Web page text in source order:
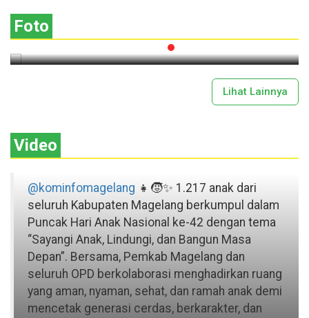
Foto
Lihat Lainnya
Video
@kominfomagelang 👧🧒✨ 1.217 anak dari
seluruh Kabupaten Magelang berkumpul dalam
Puncak Hari Anak Nasional ke-42 dengan tema
“Sayangi Anak, Lindungi, dan Bangun Masa
Depan”. Bersama, Pemkab Magelang dan
seluruh OPD berkolaborasi menghadirkan ruang
yang aman, nyaman, sehat, dan ramah anak demi
mencetak generasi cerdas, berkarakter, dan